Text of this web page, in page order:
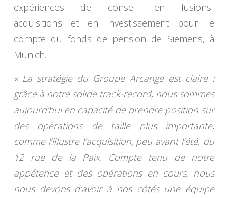
expériences de conseil en fusions-
acquisitions et en investissement pour le
compte du fonds de pension de Siemens, à
Munich.
« La stratégie du Groupe Arcange est claire :
grâce à notre solide track-record, nous sommes
aujourd’hui en capacité de prendre position sur
des opérations de taille plus importante,
comme l’illustre l’acquisition, peu avant l’été, du
12 rue de la Paix. Compte tenu de notre
appétence et des opérations en cours, nous
nous devons d’avoir à nos côtés une équipe